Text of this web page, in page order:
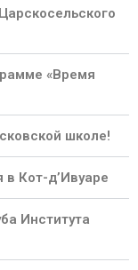
«Время
школе!
в Кот-д’Ивуаре
Института